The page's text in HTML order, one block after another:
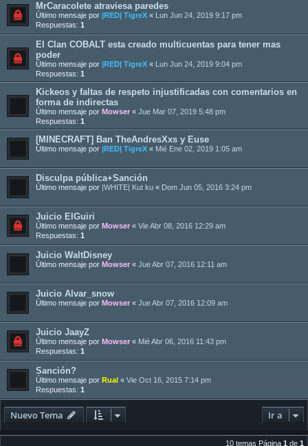
MrCaracolete atraviesa paredes
Último mensaje por |RED| TigreX « Lun Jun 24, 2019 9:17 pm
Respuestas: 1
El Clan COBALT esta creado multicuentas para tener mas
poder
Último mensaje por |RED| TigreX « Lun Jun 24, 2019 9:04 pm
Respuestas: 1
Kickeos y faltas de respeto injustificadas con comentarios en
forma de indirectas
Último mensaje por Mowser « Jue Mar 07, 2019 5:48 pm
Respuestas: 1
[MINECRAFT] Ban TheAndresXxs y Euse
Último mensaje por |RED| TigreX « Mié Ene 02, 2019 1:05 am
Disculpa pública+Sanción
Último mensaje por |WHITE| Kut ku « Dom Jun 05, 2016 3:24 pm
Juicio ElGuiri
Último mensaje por Mowser « Vie Abr 08, 2016 12:29 am
Respuestas: 1
Juicio WaltDisney
Último mensaje por Mowser « Jue Abr 07, 2016 12:11 am
Juicio Alvar_snow
Último mensaje por Mowser « Jue Abr 07, 2016 12:09 am
Juicio JaayZ
Último mensaje por Mowser « Mié Abr 06, 2016 11:43 pm
Respuestas: 1
Sanción?
Último mensaje por Rual « Vie Oct 16, 2015 7:14 pm
Respuestas: 1
Nuevo Tema Ir a
10 temas Página 1 de 1